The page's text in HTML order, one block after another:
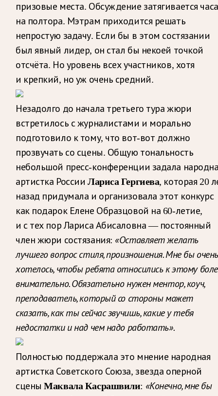
призовые места. Обсуждение затягивается часа
на полтора. Мэтрам приходится решать
непростую задачу. Если бы в этом состязании
был явный лидер, он стал бы некоей точкой
отсчёта. Но уровень всех участников, хотя
и крепкий, но уж очень средний.
Незадолго до начала третьего тура жюри
встретилось с журналистами и морально
подготовило к тому, что вот-вот должно
прозвучать со сцены. Общую тональность
небольшой пресс-конференции задала
артистка России Лариса Гергиева, которая 20
назад придумала и организовала этот конкурс
как подарок Елене Образцовой на 60-летие,
и с тех пор Лариса Абисаловна — постоянный
член жюри состязания: «Оставляет желать
лучшего вопрос стиля, произношения. Мне бы очень
хотелось, чтобы ребята относились к этому
внимательно. Обязательно нужен ментор, коуч,
преподаватель, который со стороны может
сказать, как ты сейчас звучишь, какие у тебя
недостатки и над чем надо работать».
Полностью поддержала это мнение народная
артистка Советского Союза, звезда оперной
сценыМаквала Касрашвили: «Конечно, мне бы